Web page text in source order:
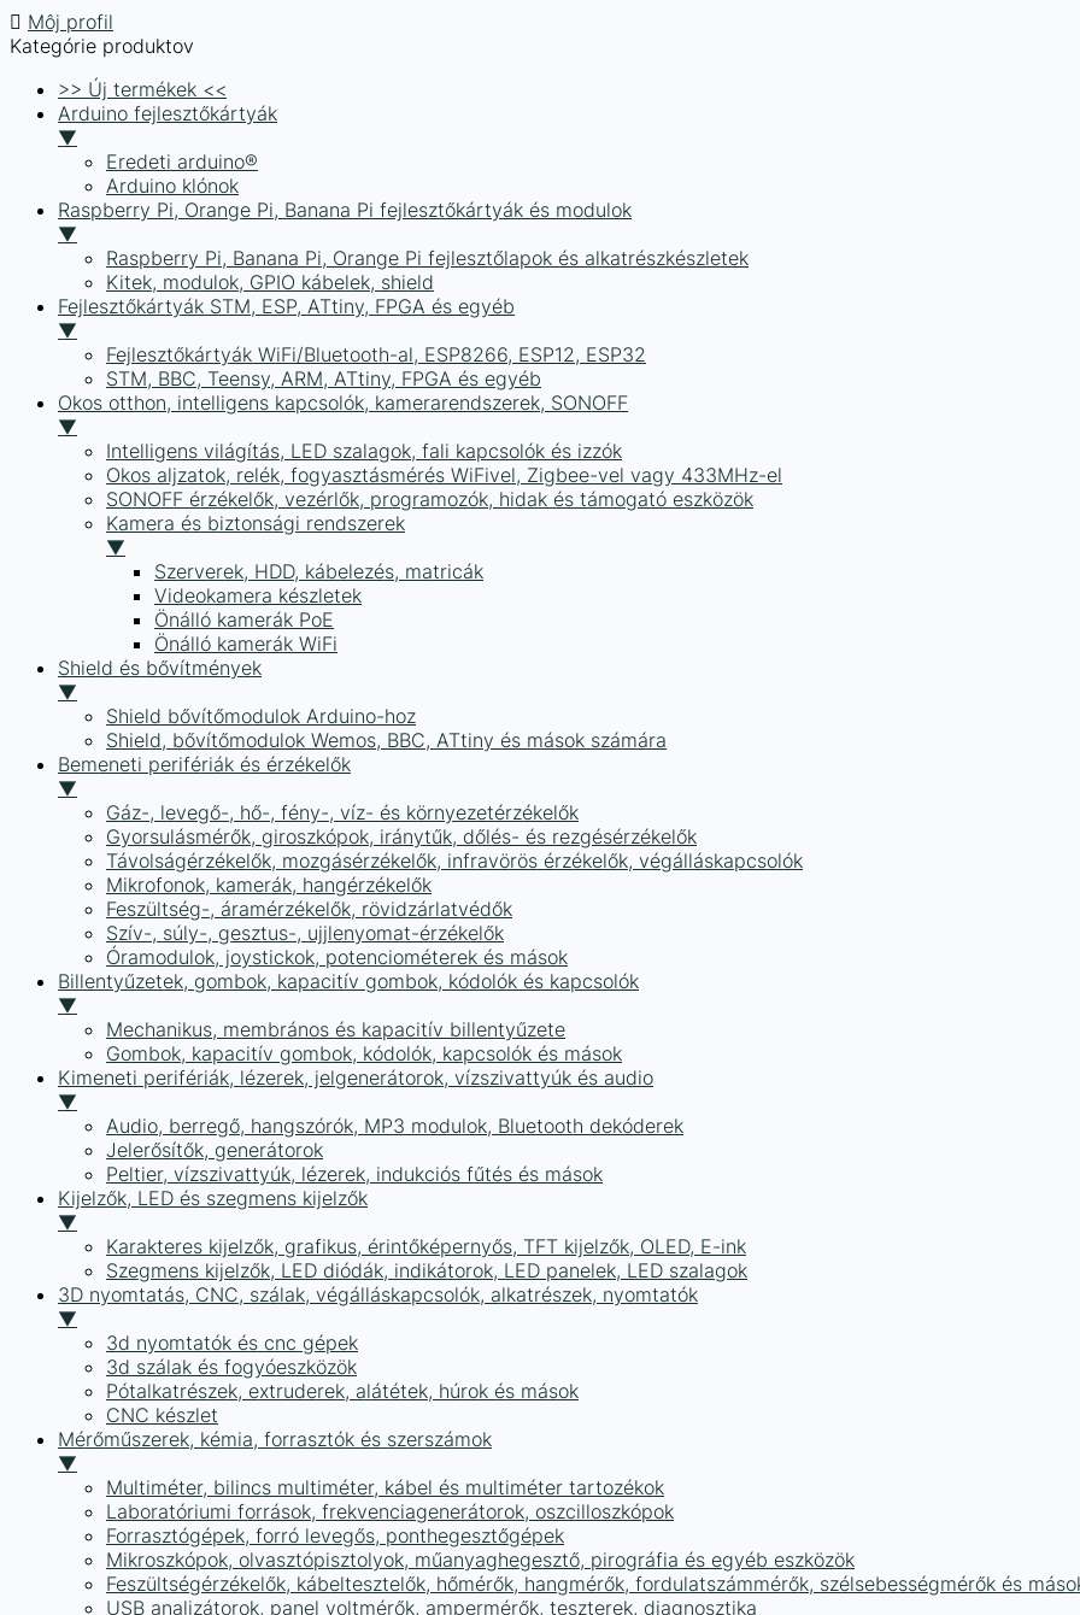
Môj profil
Kategórie produktov
>> Új termékek <<
Arduino fejlesztőkártyák
▼
Eredeti arduino®
Arduino klónok
Raspberry Pi, Orange Pi, Banana Pi fejlesztőkártyák és modulok
▼
Raspberry Pi, Banana Pi, Orange Pi fejlesztőlapok és alkatrészkészletek
Kitek, modulok, GPIO kábelek, shield
Fejlesztőkártyák STM, ESP, ATtiny, FPGA és egyéb
▼
Fejlesztőkártyák WiFi/Bluetooth-al, ESP8266, ESP12, ESP32
STM, BBC, Teensy, ARM, ATtiny, FPGA és egyéb
Okos otthon, intelligens kapcsolók, kamerarendszerek, SONOFF
▼
Intelligens világítás, LED szalagok, fali kapcsolók és izzók
Okos aljzatok, relék, fogyasztásmérés WiFivel, Zigbee-vel vagy 433MHz-el
SONOFF érzékelők, vezérlők, programozók, hidak és támogató eszközök
Kamera és biztonsági rendszerek
▼
Szerverek, HDD, kábelezés, matricák
Videokamera készletek
Önálló kamerák PoE
Önálló kamerák WiFi
Shield és bővítmények
▼
Shield bővítőmodulok Arduino-hoz
Shield, bővítőmodulok Wemos, BBC, ATtiny és mások számára
Bemeneti perifériák és érzékelők
▼
Gáz-, levegő-, hő-, fény-, víz- és környezetérzékelők
Gyorsulásmérők, giroszkópok, iránytűk, dőlés- és rezgésérzékelők
Távolságérzékelők, mozgásérzékelők, infravörös érzékelők, végálláskapcsolók
Mikrofonok, kamerák, hangérzékelők
Feszültség-, áramérzékelők, rövidzárlatvédők
Szív-, súly-, gesztus-, ujjlenyomat-érzékelők
Óramodulok, joystickok, potenciométerek és mások
Billentyűzetek, gombok, kapacitív gombok, kódolók és kapcsolók
▼
Mechanikus, membrános és kapacitív billentyűzete
Gombok, kapacitív gombok, kódolók, kapcsolók és mások
Kimeneti perifériák, lézerek, jelgenerátorok, vízszivattyúk és audio
▼
Audio, berregő, hangszórók, MP3 modulok, Bluetooth dekóderek
Jelerősítők, generátorok
Peltier, vízszivattyúk, lézerek, indukciós fűtés és mások
Kijelzők, LED és szegmens kijelzők
▼
Karakteres kijelzők, grafikus, érintőképernyős, TFT kijelzők, OLED, E-ink
Szegmens kijelzők, LED diódák, indikátorok, LED panelek, LED szalagok
3D nyomtatás, CNC, szálak, végálláskapcsolók, alkatrészek, nyomtatók
▼
3d nyomtatók és cnc gépek
3d szálak és fogyóeszközök
Pótalkatrészek, extruderek, alátétek, húrok és mások
CNC készlet
Mérőműszerek, kémia, forrasztók és szerszámok
▼
Multiméter, bilincs multiméter, kábel és multiméter tartozékok
Laboratóriumi források, frekvenciagenerátorok, oszcilloszkópok
Forrasztógépek, forró levegős, ponthegesztőgépek
Mikroszkópok, olvasztópisztolyok, műanyaghegesztő, pirográfia és egyéb eszközök
Feszültségérzékelők, kábeltesztelők, hőmérők, hangmérők, fordulatszámmérők, szélsebességmérők és
USB analizátorok, panel voltmérők, ampermérők, teszterek, diagnosztika